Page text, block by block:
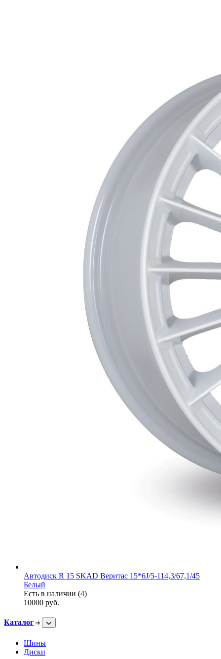
Автодиск R 15 SKAD Веритас 15*6J/5-114,3/67,1/45
Белый
Есть в наличии (4)
10000 руб.
Каталог
Шины
Диски